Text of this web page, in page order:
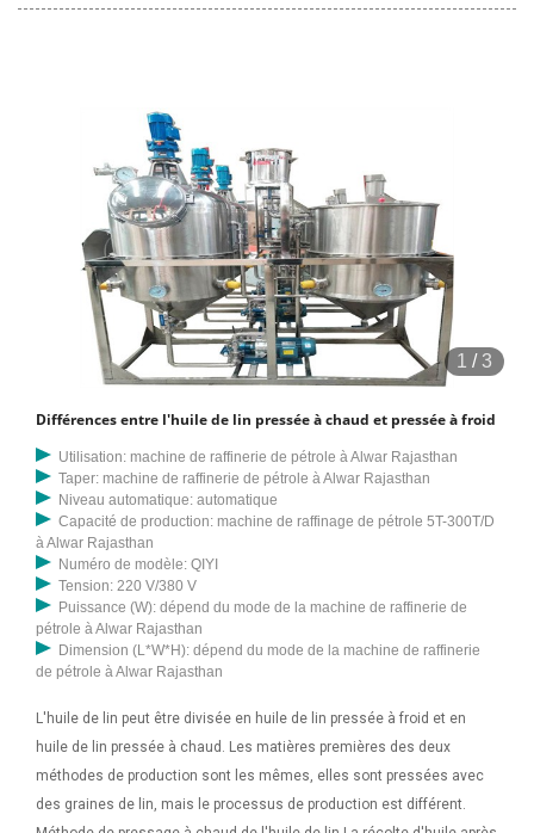
1 /3
Différences entre l'huile de lin pressée à chaud et pressée à froid
Utilisation: machine de raffinerie de pétrole à Alwar Rajasthan
Taper: machine de raffinerie de pétrole à Alwar Rajasthan
Niveau automatique: automatique
Capacité de production: machine de raffinage de pétrole 5T-300T/D
à Alwar Rajasthan
Numéro de modèle: QIYI
Tension: 220 V/380 V
Puissance (W): dépend du mode de la machine de raffinerie de
pétrole à Alwar Rajasthan
Dimension (L*W*H): dépend du mode de la machine de raffinerie
de pétrole à Alwar Rajasthan
L'huile de lin peut être divisée en huile de lin pressée à froid et en
huile de lin pressée à chaud. Les matières premières des deux
méthodes de production sont les mêmes, elles sont pressées avec
des graines de lin, mais le processus de production est différent.